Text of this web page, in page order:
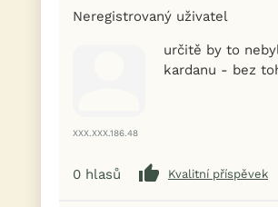
Neregistrovaný uživatel
XXX.XXX.186.48
určitě by to
kardanu - bez
0 hlasů Kvalitní příspěvek